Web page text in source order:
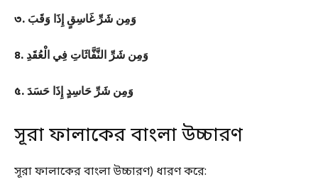
৩. وَمِن شَرِّ غَاسِقٍ إِذَا وَقَبَ
৪. وَمِن شَرِّ النَّفَّاثَاتِ فِي الْعُقَدِ
৫. وَمِن شَرِّ حَاسِدٍ إِذَا حَسَدَ
সূরা ফালাকের বাংলা উচ্চারণ
সূরা ফালাকের বাংলা উচ্চারণ) ধারণ করে: